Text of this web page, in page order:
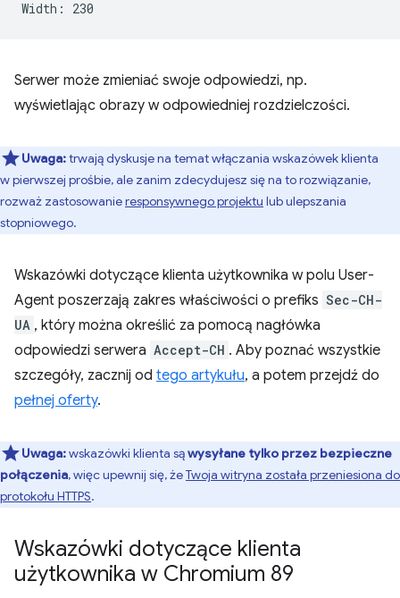
Serwer może zmieniać swoje odpowiedzi, np.
wyświetlając obrazy w odpowiedniej rozdzielczości.
Uwaga:trwają dyskusje na temat włączania wskazówek klienta
w pierwszej prośbie, ale zanim zdecydujesz się na to rozwiązanie,
rozważ zastosowanieresponsywnego projektu lub ulepszania
stopniowego.
Wskazówki dotyczące klienta użytkownika w polu User-
Agent poszerzają zakres właściwości o prefiks Sec-CH-
UA , który można określić za pomocą nagłówka
odpowiedzi serwera Accept-CH . Aby poznać wszystkie
szczegóły, zacznij od tego artykułu, a potem przejdź do
pełnej oferty.
Uwaga:wskazówki klienta sąwysyłane tylko przez bezpieczne
połączenia, więc upewnij się, żeTwoja witryna została przeniesiona do
protokołu HTTPS.
Wskazówki dotyczące klienta
użytkownika w Chromium 89